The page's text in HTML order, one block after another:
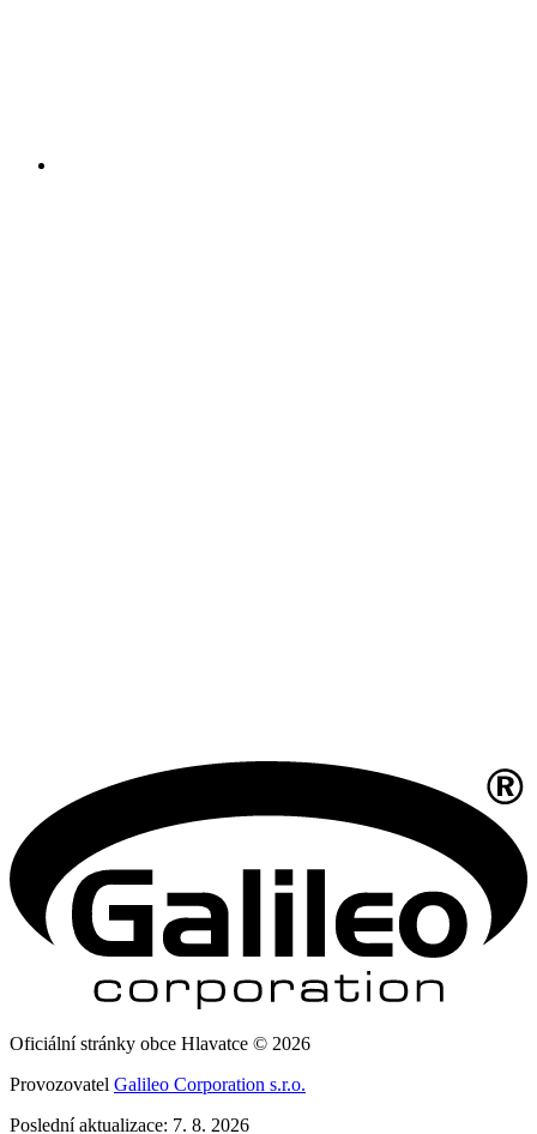
Oficiální stránky obce Hlavatce © 2026
Provozovatel Galileo Corporation s.r.o.
Poslední aktualizace: 7. 8. 2026